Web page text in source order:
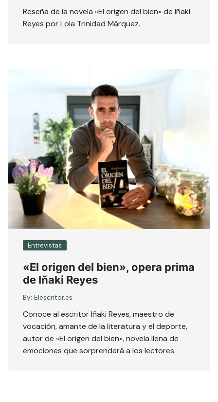
Reseña de la novela «El origen del bien» de Iñaki
Reyes por Lola Trinidad Márquez.
Entrevistas
«El origen del bien», opera prima
de Iñaki Reyes
By: Elescritor.es
Conoce al escritor Iñaki Reyes, maestro de
vocación, amante de la literatura y el deporte,
autor de «El origen del bien», novela llena de
emociones que sorprenderá a los lectores.